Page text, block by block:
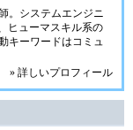
。システムエンジニ
ヒューマスキル系の
キーワードはコミュ
» 詳しいプロフィール